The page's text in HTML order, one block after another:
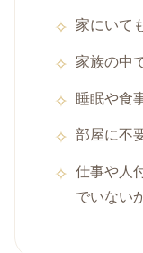
家にいて
家族の中
睡眠や食
部屋に不
仕事や人
でいない